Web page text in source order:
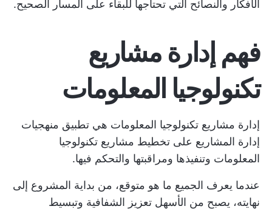
الأفكار والنصائح التي تحتاجها للبقاء على المسار الصحيح.
فهم إدارة مشاريع
تكنولوجيا المعلومات
إدارة مشاريع تكنولوجيا المعلومات هي تطبيق منهجيات
إدارة المشاريع على تخطيط مشاريع تكنولوجيا
المعلومات وتنفيذها ومراقبتها والتحكم فيها.
عندما يعرف الجميع ما هو متوقع، من بداية المشروع إلى
نهايته، يصبح من الأسهل تعزيز الشفافية وتبسيط